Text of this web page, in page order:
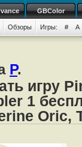
GBColor
Обзоры Игры: # A
P.
игру
1
Oric,